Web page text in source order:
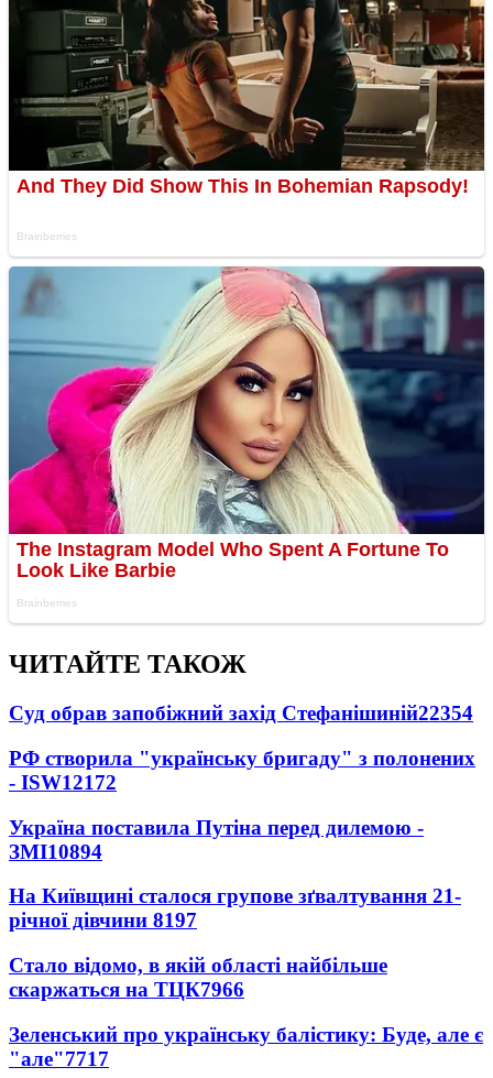
ЧИТАЙТЕ ТАКОЖ
Суд обрав запобіжний захід Стефанішиній22354
РФ створила "українську бригаду" з полонених
- ISW12172
Україна поставила Путіна перед дилемою -
ЗМІ10894
На Київщині сталося групове зґвалтування 21-
річної дівчини 8197
Стало відомо, в якій області найбільше
скаржаться на ТЦК7966
Зеленський про українську балістику: Буде, але є
"але"7717